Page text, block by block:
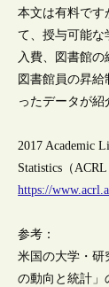
本文は有料です
て、授与可能な
入費、図書館の
図書館員の昇
ったデータが紹
2017 Academic
Statistics（ACRL
https://
参考：
米国の大学・研
の動向と統計」